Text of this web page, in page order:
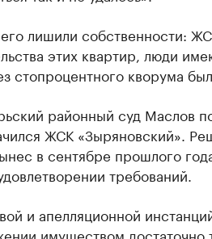
лишили собственности:
этих квартир, люди
стопроцентного кворума
районный суд Маслов
ЖСК «Зыряновский».
в сентябре прошлого
требований.
и апелляционной
имуществом достаточно